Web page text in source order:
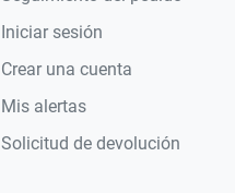
Iniciar sesión
Crear una cuenta
Mis alertas
Solicitud de devolución